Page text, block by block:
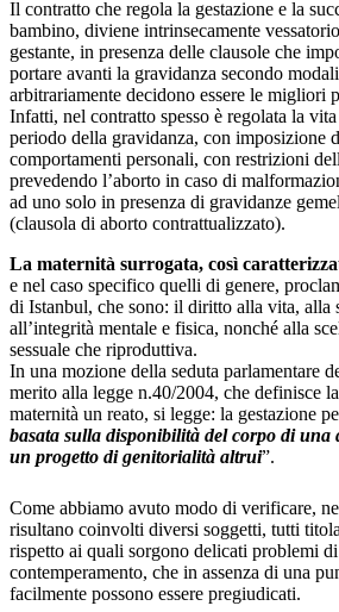
Il contratto che regola la gestazione e la
bambino, diviene intrinsecamente
gestante, in presenza delle clausole che
portare avanti la gravidanza secondo
arbitrariamente decidono essere le migliori
Infatti, nel contratto spesso è regolata la
periodo della gravidanza, con imposizione
comportamenti personali, con restrizioni
prevedendo l’aborto in caso di
ad uno solo in presenza di gravidanze
(clausola di aborto contrattualizzato).
La maternità surrogata, così
e nel caso specifico quelli di genere,
di Istanbul, che sono: il diritto alla vita, alla
all’integrità mentale e fisica, nonché alla
sessuale che riproduttiva.
In una mozione della seduta parlamentare
merito alla legge n.40/2004, che definisce
maternità un reato, si legge: la gestazione
basata sulla disponibilità del corpo di una
un progetto di genitorialità altrui”.
Come abbiamo avuto modo di verificare,
risultano coinvolti diversi soggetti, tutti
rispetto ai quali sorgono delicati problemi
contemperamento, che in assenza di una
facilmente possono essere pregiudicati.